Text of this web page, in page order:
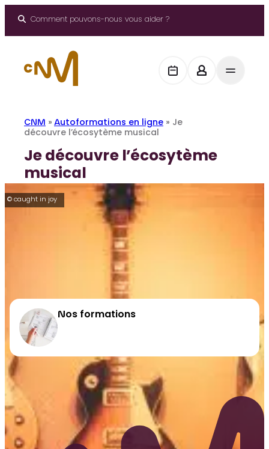
Comment pouvons-nous vous aider ?
CNM » Autoformations en ligne » Je
découvre l’écosytème musical
Je découvre l’écosytème
musical
© caught in joy
Nos formations